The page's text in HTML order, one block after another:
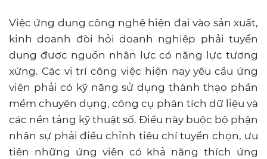
Việc ứng dụng công nghệ hiện đại vào sản xuất,
kinh doanh đòi hỏi doanh nghiệp phải tuyển
dụng được nguồn nhân lực có năng lực tương
xứng. Các vị trí công việc hiện nay yêu cầu ứng
viên phải có kỹ năng sử dụng thành thạo phần
mềm chuyên dụng, công cụ phân tích dữ liệu và
các nền tảng kỹ thuật số. Điều này buộc bộ phận
nhân sự phải điều chỉnh tiêu chí tuyển chọn, ưu
tiên những ứng viên có khả năng thích ứng